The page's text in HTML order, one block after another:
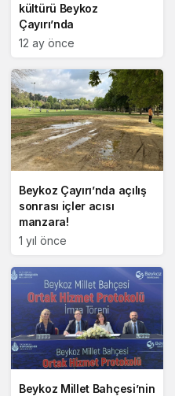
kültürü Beykoz
Çayırı’nda
12 ay önce
Beykoz Çayırı’nda açılış
sonrası içler acısı
manzara!
1 yıl önce
Beykoz Millet Bahçesi’nin